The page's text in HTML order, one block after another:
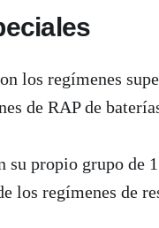
los regímenes
de RAP de
su propio grupo de
los regímenes de